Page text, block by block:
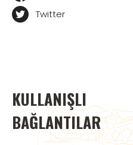
Twitter
KULLANIŞLI
BAĞLANTILAR